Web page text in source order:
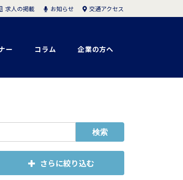
ー コラム 企業の方へ
求人の掲載 お知らせ 交通アクセス
さらに絞り込む